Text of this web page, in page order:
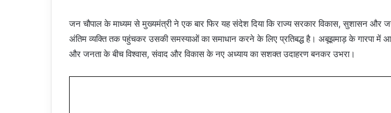
जन चौपाल के माध्यम से मुख्यमंत्री ने एक बार फिर यह संदेश दिया कि राज्य सरकार विकास, सुशासन
अंतिम व्यक्ति तक पहुंचकर उसकी समस्याओं का समाधान करने के लिए प्रतिबद्ध है। अबूझमाड़ के गारपा में
और जनता के बीच विश्वास, संवाद और विकास के नए अध्याय का सशक्त उदाहरण बनकर उभरा।